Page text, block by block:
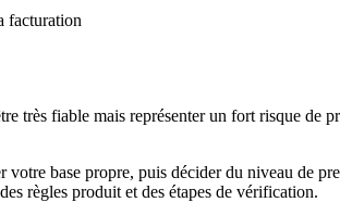
facturation
très fiable mais représenter un fort risque de
base propre, puis décider du niveau de
règles produit et des étapes de vérification.